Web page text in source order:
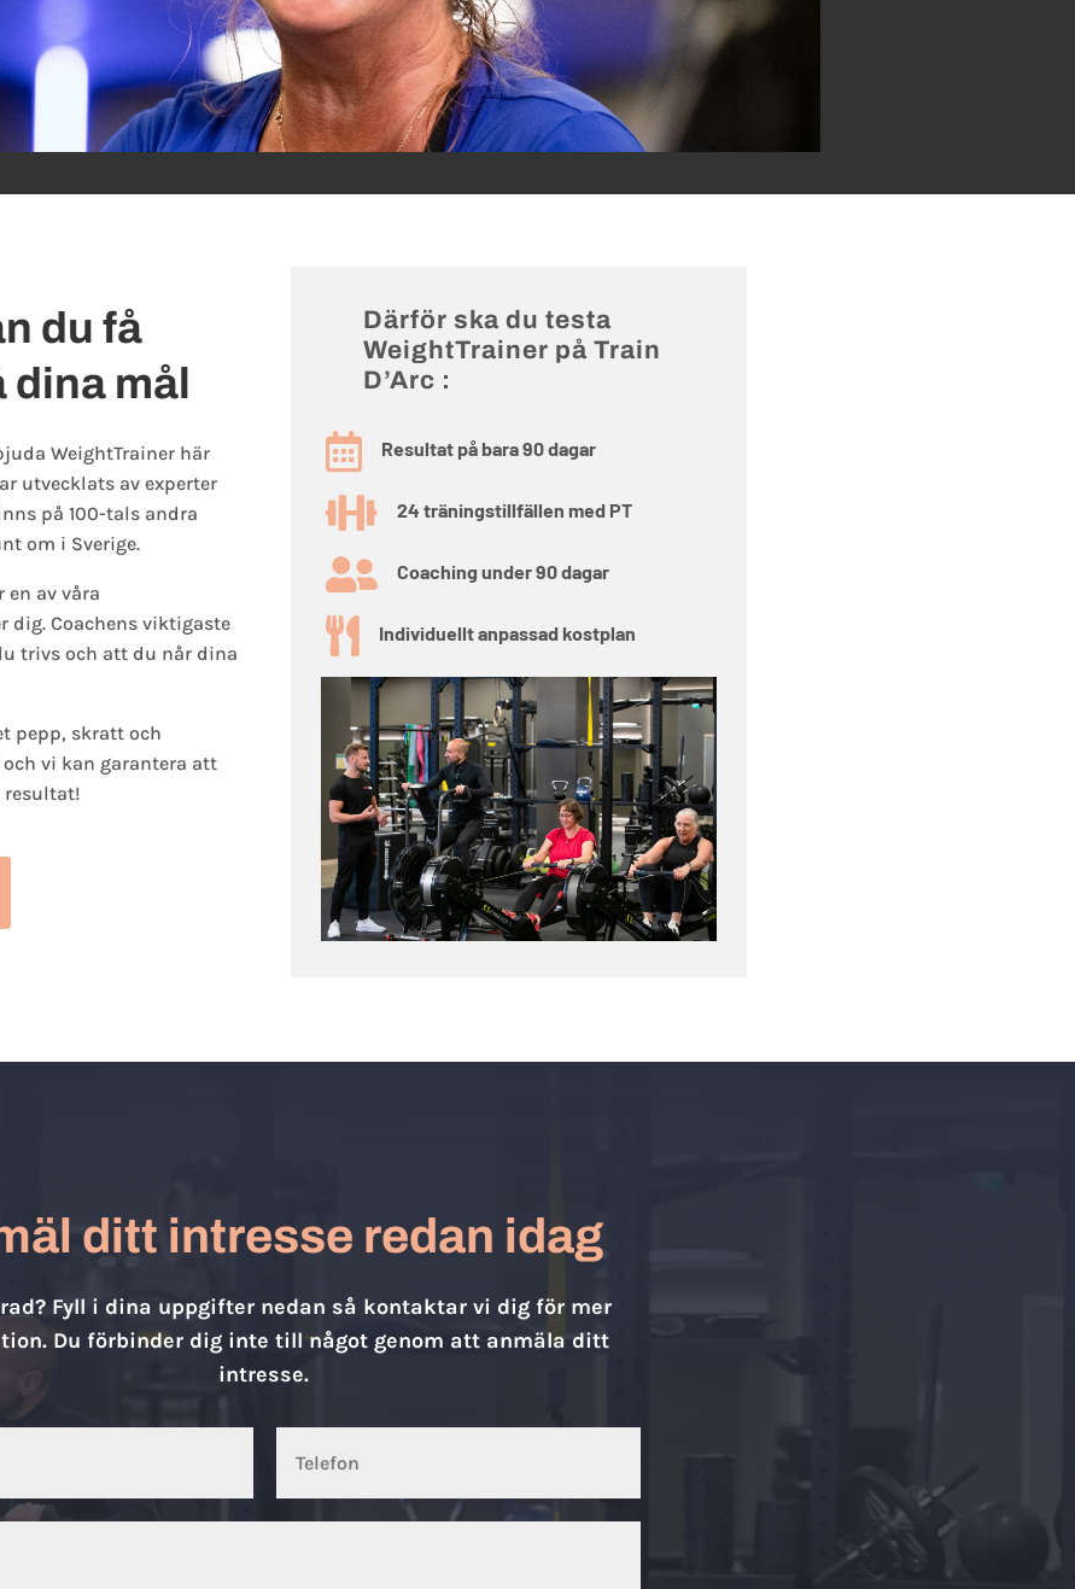
du få
dina mål
WeightTrainer här
utvecklats av experter
på 100-tals andra
om i Sverige.
av våra
dig. Coachens viktigaste
trivs och att du når dina
pepp, skratt och
vi kan garantera att
resultat!
Därför ska du testa
WeightTrainer på Train
D’Arc :
 Resultat på bara 90 dagar
 24 träningstillfällen med PT
 Coaching under 90 dagar
 Individuellt anpassad kostplan
ditt intresse redan idag
Fyll i dina uppgifter nedan så kontaktar vi dig för mer
Du förbinder dig inte till något genom att anmäla ditt
intresse.